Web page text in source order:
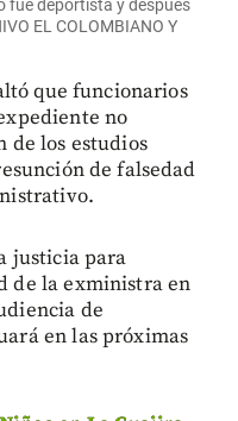
fue deportista y después
EL COLOMBIANO Y
que funcionarios
no
de los estudios
de falsedad
justicia para
de la exministra en
de
en las próximas